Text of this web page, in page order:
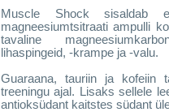
Muscle Shock sisaldab
magneesiumtsitraati ampulli
tavaline
lihaspingeid, -krampe ja -valu.
Guaraana, tauriin ja kofeiin
treeningu ajal. Lisaks sellele
antioksüdant kaitstes südant